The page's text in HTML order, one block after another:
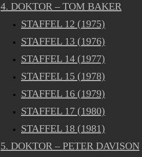
4. DOKTOR – TOM BAKER
STAFFEL 12 (1975)
STAFFEL 13 (1976)
STAFFEL 14 (1977)
STAFFEL 15 (1978)
STAFFEL 16 (1979)
STAFFEL 17 (1980)
STAFFEL 18 (1981)
5. DOKTOR – PETER DAVISON